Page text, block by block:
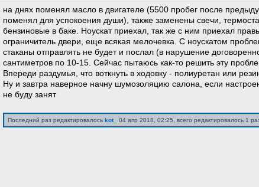
на днях поменял масло в двигателе (5500 пробег после
поменял для успокоения души), также заменены свечи,
бензиновые в баке. Ноускат приехал, так же с ним приехал
ограничитель двери, еще всякая мелочевка. С ноускатом
стаканы отправлять не будет и послал (в нарушение
сантиметров по 10-15. Сейчас пытаюсь как-то решить эту
Впереди раздумья, что воткнуть в ходовку - полиуретан или
Ну и завтра наверное начну шумозоляцию салона, если
не буду занят
Последний раз редактировалось kot_ 04 апр 2018, 02:25, всего редактировалось 1